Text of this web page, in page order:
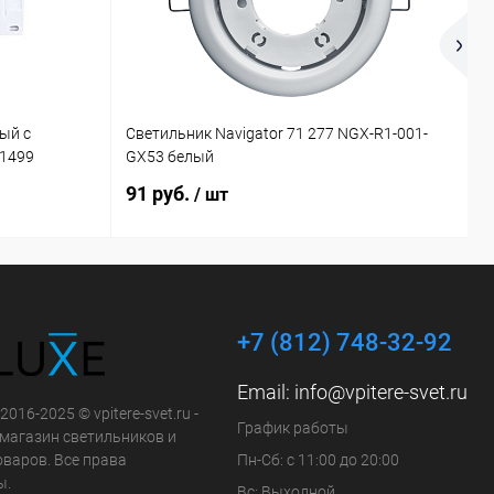
с
Светильник Navigator 71 277 NGX-R1-001-
GX53 белый
91 руб. / шт
2025 © vpitere-svet.ru -
светильников и
Все права
+7 (812) 748-32-92
Email: info@vpitere-svet.ru
График работы
Пн-Сб: с 11:00 до 20:00